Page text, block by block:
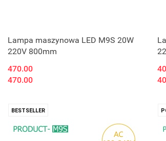
Lampa maszynowa LED M9S 20W
220V 800mm
470.00
470.00
BESTSELLER